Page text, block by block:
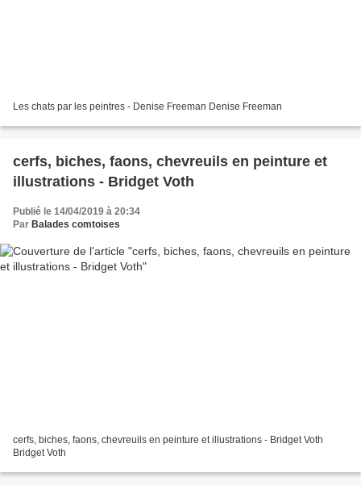
Les chats par les peintres - Denise Freeman Denise Freeman
cerfs, biches, faons, chevreuils en peinture et
illustrations - Bridget Voth
Publié le 14/04/2019 à 20:34
Par Balades comtoises
cerfs, biches, faons, chevreuils en peinture et illustrations - Bridget Voth
Bridget Voth